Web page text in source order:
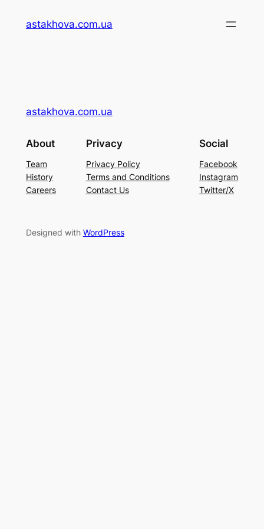
astakhova.com.ua
astakhova.com.ua
About
Team
History
Careers
Privacy
Privacy Policy
Terms and Conditions
Contact Us
Social
Facebook
Instagram
Twitter/X
Designed with WordPress